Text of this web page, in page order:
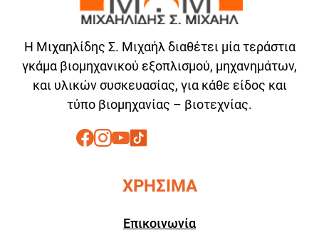
Η Μιχαηλίδης Σ. Μιχαήλ διαθέτει μία τεράστια
γκάμα βιομηχανικού εξοπλισμού, μηχανημάτων,
και υλικών συσκευασίας, για κάθε είδος και
τύπο βιομηχανίας – βιοτεχνίας.
ΧΡΗΣΙΜΑ
Επικοινωνία